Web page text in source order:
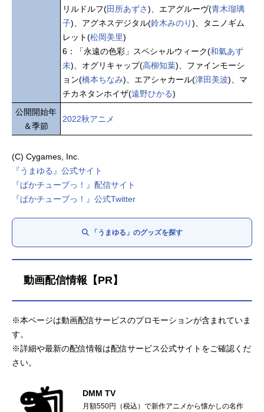
リルドルフ(田所あずさ)、エアグルーヴ(青木瑠璃
子)、アグネスデジタル(鈴木みのり)、タニノギム
レット(松岡美里)
6：「永遠の色彩」スペシャルウィーク(和氣あず
未)、オグリキャップ(高柳知葉)、ファインモーシ
ョン(橋本ちなみ)、エアシャカール(津田美波)、マ
チカネタンホイザ(遠野ひかる)
公開開始年
＆季節
2022秋アニメ
(C) Cygames, Inc.
『うまゆる』公式サイト
『ぱかチューブっ！』配信サイト
『ぱかチューブっ！』公式Twitter
「うまゆる」のグッズを探す
動画配信情報【PR】
※本ページは動画配信サービスのプロモーションが含まれていま
す。
※詳細や最新の配信情報は配信サービス公式サイトをご確認くだ
さい。
DMM TV
月額550円（税込）で新作アニメから懐かしの名作